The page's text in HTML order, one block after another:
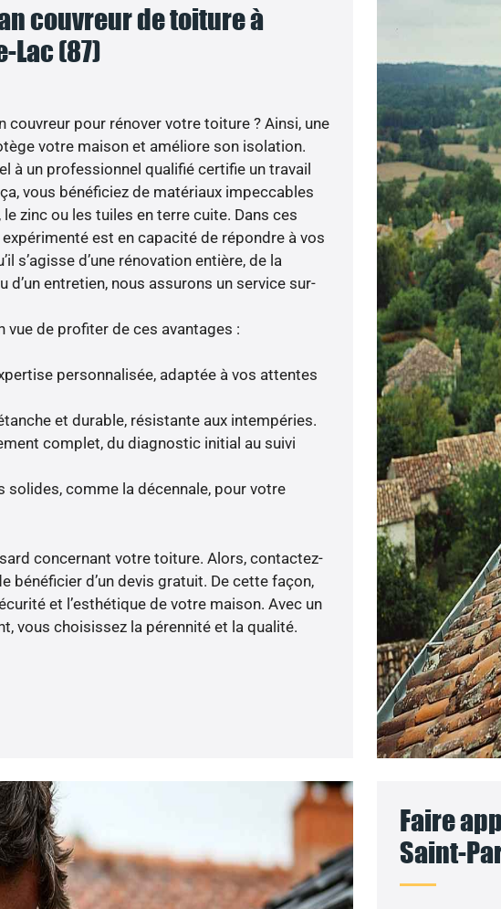
couvreur de toiture à
Lac (87)
couvreur pour rénover votre toiture ? Ainsi, une
votre maison et améliore son isolation.
à un professionnel qualifié certifie un travail
vous bénéficiez de matériaux impeccables
zinc ou les tuiles en terre cuite. Dans ces
est en capacité de répondre à vos
s’agisse d’une rénovation entière, de la
entretien, nous assurons un service sur-
vue de profiter de ces avantages :
personnalisée, adaptée à vos attentes
et durable, résistante aux intempéries.
complet, du diagnostic initial au suivi
solides, comme la décennale, pour votre
concernant votre toiture. Alors, contactez-
bénéficier d’un devis gratuit. De cette façon,
et l’esthétique de votre maison. Avec un
vous choisissez la pérennité et la qualité.
Faire
Saint-